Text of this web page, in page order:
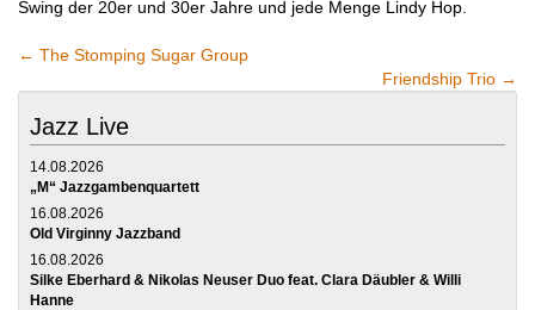
Swing der 20er und 30er Jahre und jede Menge Lindy Hop.
← The Stomping Sugar Group
Friendship Trio →
Jazz Live
14.08.2026
„M“ Jazzgambenquartett
16.08.2026
Old Virginny Jazzband
16.08.2026
Silke Eberhard & Nikolas Neuser Duo feat. Clara Däubler & Willi
Hanne